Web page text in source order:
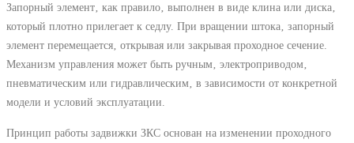
Запорный элемент‚ как правило‚ выполнен в виде клина или диска‚
который плотно прилегает к седлу. При вращении штока‚ запорный
элемент перемещается‚ открывая или закрывая проходное сечение.
Механизм управления может быть ручным‚ электроприводом‚
пневматическим или гидравлическим‚ в зависимости от конкретной
модели и условий эксплуатации.
Принцип работы задвижки ЗКС основан на изменении проходного